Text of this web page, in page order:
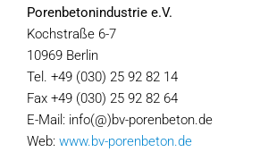
Porenbetonindustrie e.V.
Kochstraße 6-7
10969 Berlin
Tel. +49 (030) 25 92 82 14
Fax +49 (030) 25 92 82 64
E-Mail: info(@)bv-porenbeton.de
Web: www.bv-porenbeton.de